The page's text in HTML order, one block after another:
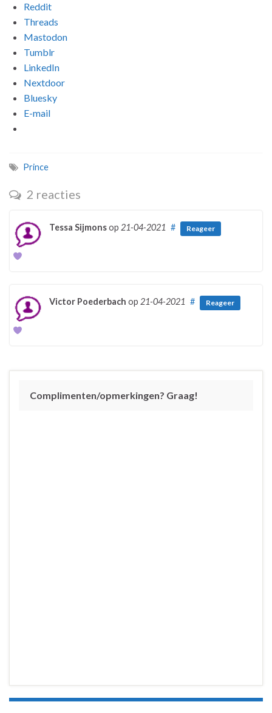
Reddit
Threads
Mastodon
Tumblr
LinkedIn
Nextdoor
Bluesky
E-mail
Prince
2 reacties
Tessa Sijmonsop 21-04-2021 # Reageer
Victor Poederbach op 21-04-2021 # Reageer
Complimenten/opmerkingen? Graag!